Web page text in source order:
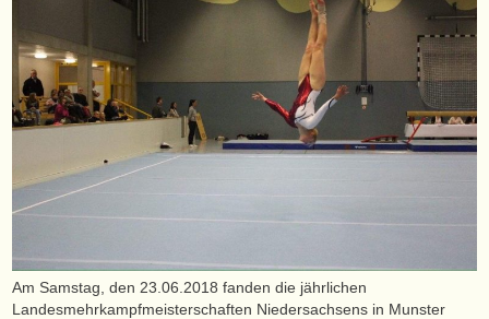
Am Samstag, den 23.06.2018 fanden die jährlichen
Landesmehrkampfmeisterschaften Niedersachsens in Munster